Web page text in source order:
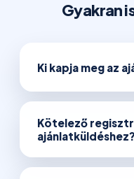
Gyakran
Ki kapja meg az
Kötelező
ajánlatküldéshez?